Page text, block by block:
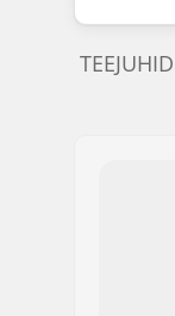
TEEJUHID